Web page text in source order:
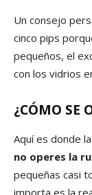
Un consejo
cinco pips
pequeños, el
con los vidrios
¿CÓMO SE
Aquí es donde
no operes la
pequeñas casi
importa es la